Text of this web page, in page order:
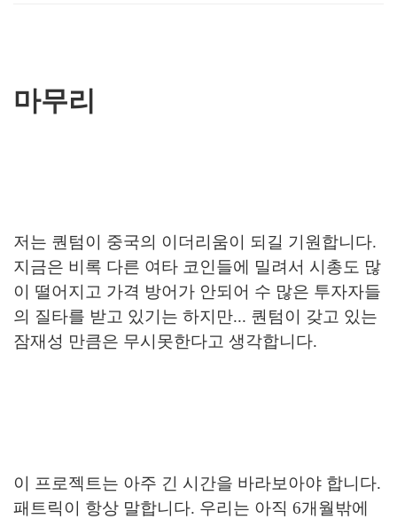
마무리
저는 퀀텀이 중국의 이더리움이 되길 기원합니다.
지금은 비록 다른 여타 코인들에 밀려서 시총도 많
이 떨어지고 가격 방어가 안되어 수 많은 투자자들
의 질타를 받고 있기는 하지만... 퀀텀이 갖고 있는
잠재성 만큼은 무시못한다고 생각합니다.
이 프로젝트는 아주 긴 시간을 바라보아야 합니다.
패트릭이 항상 말합니다. 우리는 아직 6개월밖에